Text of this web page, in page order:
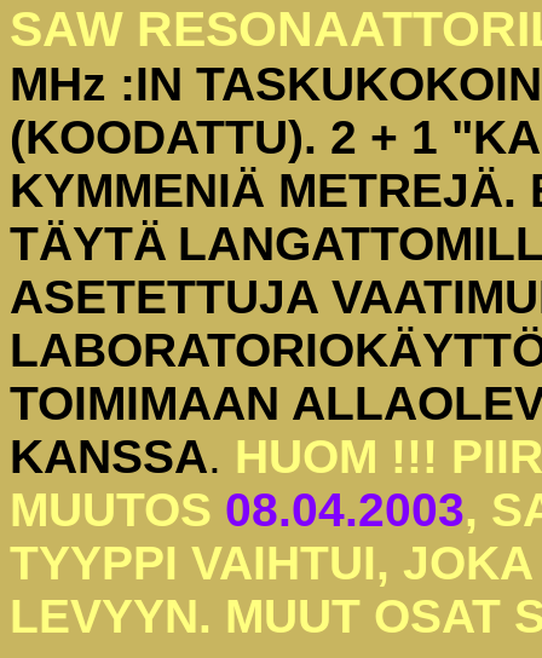
SAW
MHz :IN
(KOODATTU). 2 + 1
KYMMENIÄ
TÄYTÄ
ASETETTUJA
TOIMIMAAN
KANSSA. HUOM !!!
MUUTOS 08.04.2003,
TYYPPI VAIHTUI,
LEVYYN. MUUT OSAT